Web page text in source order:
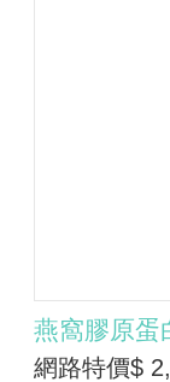
燕窩膠原蛋
網路特價$